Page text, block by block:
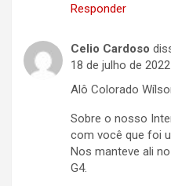
Responder
Celio Cardoso
18 de julho de
Alô Colorado
Sobre o nosso
com você que foi
Nos manteve ali
G4.